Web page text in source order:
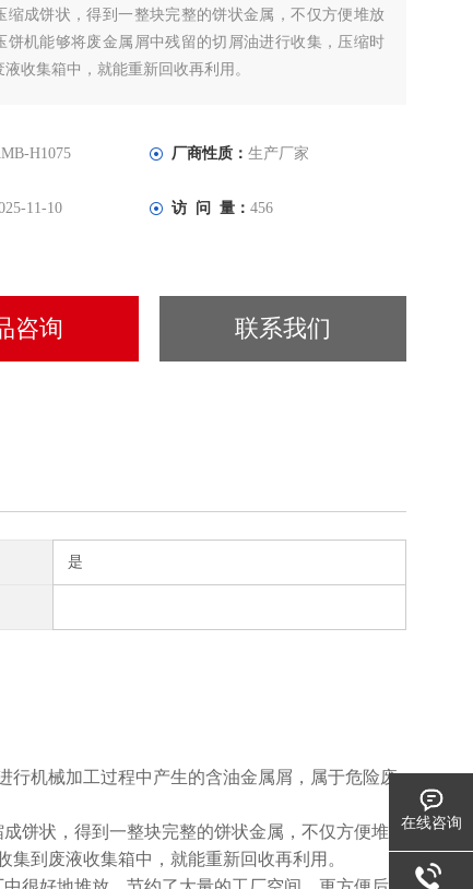
缩成饼状，得到一整块完整的饼状金属，不仅方便堆放
饼机能够将废金属屑中残留的切屑油进行收集，压缩时
收集箱中，就能重新回收再利用。
H1075 厂商性质： 生产厂家
11-10 访 问 量： 456
咨询 联系我们
是
行机械加工过程中产生的含油金属屑，属于危险废
饼状，得到一整块完整的饼状金属，不仅方便堆放
到废液收集箱中，就能重新回收再利用。
在线咨询